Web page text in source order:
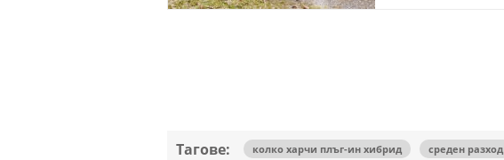
Тагове: колко харчи плъг-ин хибрид среден разход